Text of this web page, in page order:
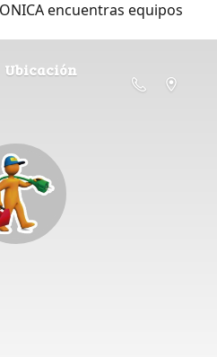
encuentras equipos
Ubicación